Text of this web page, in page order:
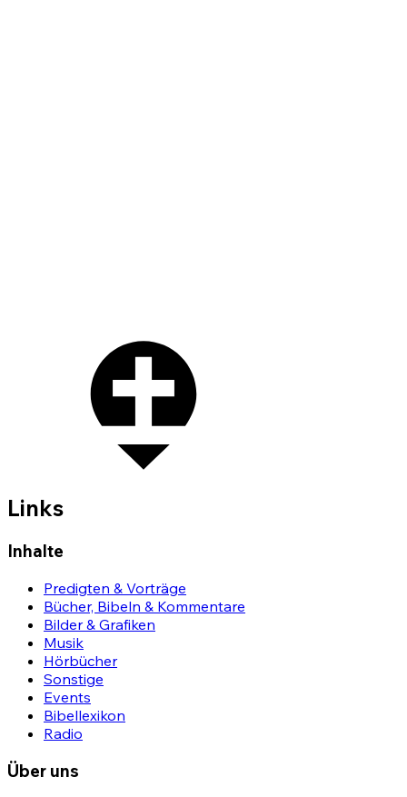
Links
Inhalte
Predigten & Vorträge
Bücher, Bibeln & Kommentare
Bilder & Grafiken
Musik
Hörbücher
Sonstige
Events
Bibellexikon
Radio
Über uns